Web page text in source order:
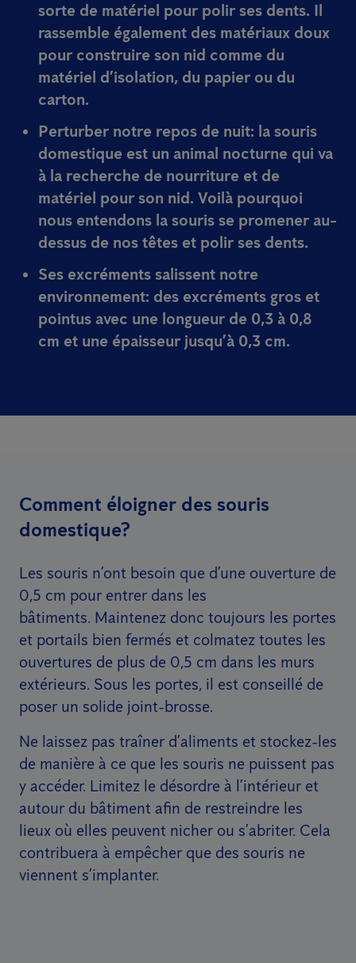
sorte de matériel pour polir ses dents. Il
rassemble également des matériaux doux
pour construire son nid comme du
matériel d’isolation, du papier ou du
carton.
Perturber notre repos de nuit: la souris
domestique est un animal nocturne qui va
à la recherche de nourriture et de
matériel pour son nid. Voilà pourquoi
nous entendons la souris se promener au-
dessus de nos têtes et polir ses dents.
Ses excréments salissent notre
environnement: des excréments gros et
pointus avec une longueur de 0,3 à 0,8
cm et une épaisseur jusqu’à 0,3 cm.
Comment éloigner des souris
domestique?
Les souris n’ont besoin que d’une ouverture de
0,5 cm pour entrer dans les
bâtiments. Maintenez donc toujours les portes
et portails bien fermés et colmatez toutes les
ouvertures de plus de 0,5 cm dans les murs
extérieurs. Sous les portes, il est conseillé de
poser un solide joint-brosse.
Ne laissez pas traîner d’aliments et stockez-les
de manière à ce que les souris ne puissent pas
y accéder. Limitez le désordre à l’intérieur et
autour du bâtiment afin de restreindre les
lieux où elles peuvent nicher ou s’abriter. Cela
contribuera à empêcher que des souris ne
viennent s’implanter.